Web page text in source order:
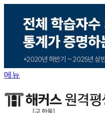
메뉴